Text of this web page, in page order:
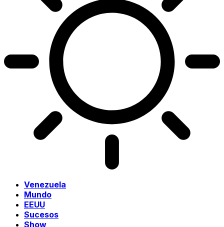
Venezuela
Mundo
EEUU
Sucesos
Show